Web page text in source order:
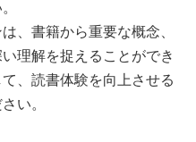
、書籍から重要な概念、
理解を捉えることができ
、読書体験を向上させる
い。